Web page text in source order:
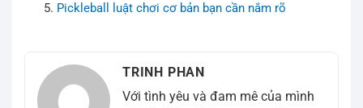
Pickleball luật chơi cơ bản bạn cần nắm rõ
TRINH PHAN
Với tình yêu và đam mê của mình